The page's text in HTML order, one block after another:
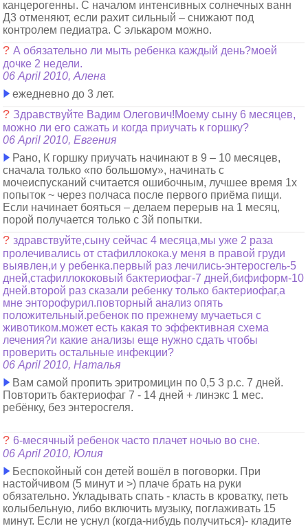
канцерогенны. С началом интенсивных солнечных ванн
Д3 отменяют, если рахит сильный – снижают под
контролем педиатра. С элькаром можно.
?А обязательно ли мыть ребенка каждый день?моей
дочке 2 недели.
06 April 2010, Алена
ежедневно до 3 лет.
? Здравствуйте Вадим Олегович!Моему сыну 6 месяцев,
можно ли его сажать и когда приучать к горшку?
06 April 2010, Евгения
Рано, К горшку приучать начинают в 9 – 10 месяцев,
сначала только «по большому», начинать с
мочеиспусканий считается ошибочным, лучшее время 1х
попыток ~ через полчаса после первого приёма пищи.
Если начинает бояться – делаем перерыв на 1 месяц,
порой получается только с 3й попытки.
?здравствуйте,сыну сейчас 4 месяца,мы уже 2 раза
пролечивались от стафиллокока.у меня в правой груди
выявлен,и у ребенка.первый раз лечились-энтеросгель-5
дней,стафиллококовый бактериофаг-7 дней,бифиформ-10
дней.второй раз сказали ребенку только бактериофаг,а
мне энторофурил.повторный анализ опять
положительный.ребенок по прежнему мучаеться с
животиком.может есть какая то эффективная схема
лечения?и какие анализы еще нужно сдать чтобы
проверить остальные инфекции?
06 April 2010, Наталья
Вам самой пропить эритромицин по 0,5 3 р.с. 7 дней.
Повторить бактериофаг 7 - 14 дней + линэкс 1 мес.
ребёнку, без энтеросгеля.
?6-месячный ребенок часто плачет ночью во сне.
06 April 2010, Юлия
Беспокойный сон детей вошёл в поговорки. При
настойчивом (5 минут и >) плаче брать на руки
обязательно. Укладывать спать - класть в кроватку, петь
колыбельную, либо включить музыку, поглаживать 15
минут. Если не уснул (когда-нибудь получиться)- кладите